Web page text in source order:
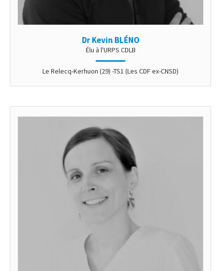
Dr Kevin BLÉNO
Élu à l'URPS CDLB
Le Relecq-Kerhuon (29) -TS1 (Les CDF ex-CNSD)